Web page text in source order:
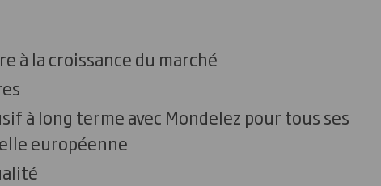
à la croissance du marché
à long terme avec Mondelez pour tous ses
européenne